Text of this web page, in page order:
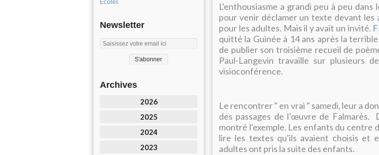
Newsletter
Archives
2026
2025
2024
2023
L'enthousiasme a grandi peu à peu
pour venir déclamer un texte devant les
pour les adultes. Mais il y avait un invité.
quitté la Guinée à 14 ans après la
de publier son troisième recueil de
Paul-Langevin travaille sur plusieurs
visioconférence.
Le rencontrer " en vrai " samedi, leur a
des passages de l’œuvre de
montré l'exemple. Les enfants du centre
lire les textes qu'ils avaient choisis et
adultes ont pris la suite des enfants.